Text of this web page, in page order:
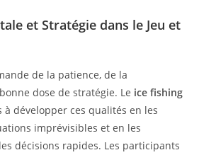
et Stratégie dans le Jeu et
de la patience, de la
dose de stratégie. Le ice fishing
à développer ces qualités en les
imprévisibles et en les
décisions rapides. Les participants